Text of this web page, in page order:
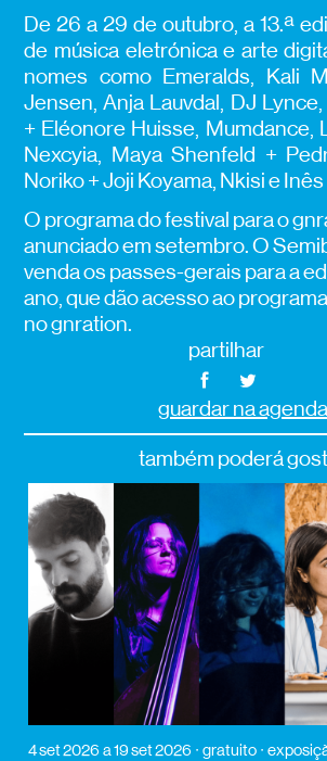
De 26 a 29 de outubro, a 13.ª
de música eletrónica e arte
nomes como Emeralds, Kali
Jensen, Anja Lauvdal, DJ
+ Eléonore Huisse, Mumdance,
Nexcyia, Maya Shenfeld +
Noriko + Joji Koyama, Nkisi e
O programa do festival para o
anunciado em setembro. O
venda os passes-gerais para a
ano, que dão acesso ao
no gnration.
partilhar
guardar na agenda
também poderá
4 set 2026 a 19 set 2026 gratuito